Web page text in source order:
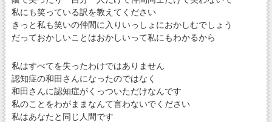
私にも笑っている訳を教えてください
きっと私も笑いの仲間に入りいっしょにおかしむでしょう
だっておかしいことはおかしいって私にもわかるから
私はすべてを失ったわけではありません
認知症の和田さんになったのではなく
和田さんに認知症がくっついただけなんです
私のことをわがままなんて言わないでください
私はあなたと同じ人間です